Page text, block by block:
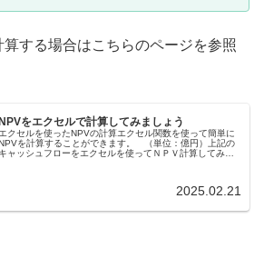
する場合はこちらのページを参照
をエクセルで計算してみましょう
エクセルを使ったNPVの計算エクセル関数を使って簡単に
を計算することができます。 （単位：億円）上記の
キャッシュフローをエクセルを使ってＮＰＶ計算してみま
2025.02.21